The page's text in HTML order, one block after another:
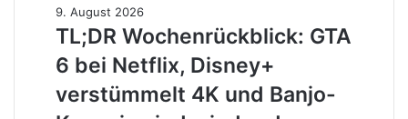
soll
endlich
weniger
Wartungszicke
sein
TL;DR
Wochenrückblick:
6
bei
Netflix,
9. August 2026
TL;DR Wochenrückblick: GTA
6 bei Netflix, Disney+
verstümmelt 4K und Banjo-